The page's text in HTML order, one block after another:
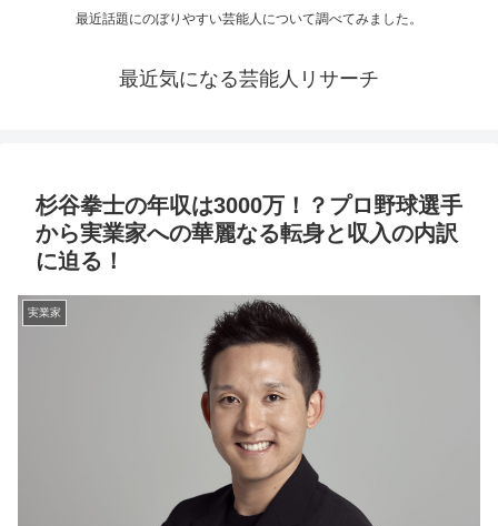
最近話題にのぼりやすい芸能人について調べてみました。
最近気になる芸能人リサーチ
杉谷拳士の年収は3000万！？プロ野球選手
から実業家への華麗なる転身と収入の内訳
に迫る！
実業家